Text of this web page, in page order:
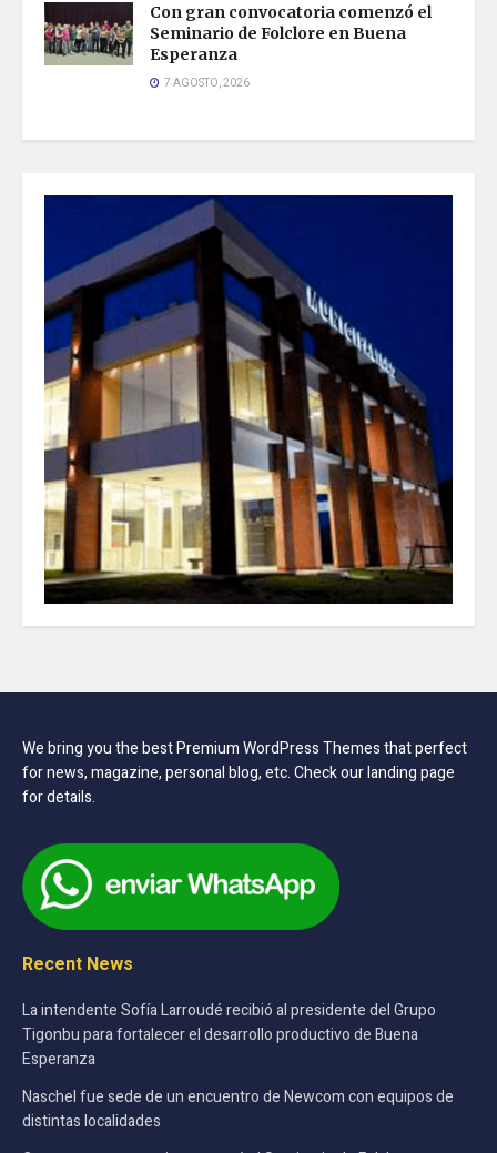
Con gran convocatoria comenzó el
Seminario de Folclore en Buena
Esperanza
7 AGOSTO, 2026
We bring you the best Premium WordPress Themes that perfect
for news, magazine, personal blog, etc. Check our landing page
for details.
Recent News
La intendente Sofía Larroudé recibió al presidente del Grupo
Tigonbu para fortalecer el desarrollo productivo de Buena
Esperanza
Naschel fue sede de un encuentro de Newcom con equipos de
distintas localidades